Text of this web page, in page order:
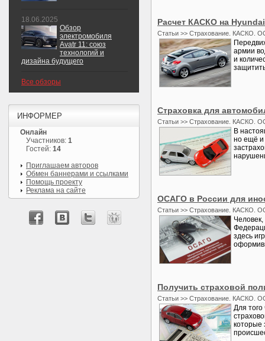
Расчет КАСКО на Hyundai
Статьи >> Страхование. КАСКО.
армии
и
Страховка для
Статьи >> Страхование. КАСКО.
В
но ещё и
ОСАГО в России для
Статьи >> Страхование. КАСКО.
здесь
Получить страховой
Статьи >> Страхование. КАСКО.
Для
которые
18.06.2025
Обзор
электромобиля
Avatr 11: союз
технологий и
дизайна будущего
Все обзоры
ИНФОРМЕР
Онлайн
Участников: 1
Гостей: 14
Приглашаем авторов
Обмен баннерами и ссылками
Помощь проекту
Реклама на сайте